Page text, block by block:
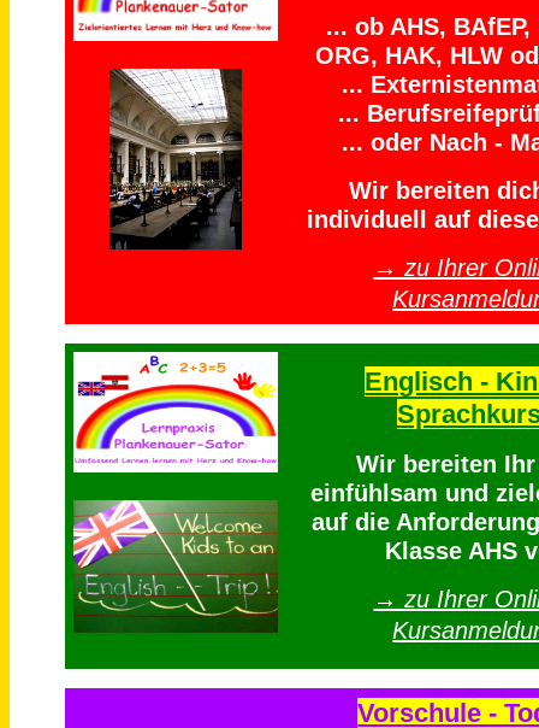
... ob AHS, BAfEP,
ORG, HAK, HLW
...
...
... oder Nach -
Wir bereiten
individuell auf
→ zu Ihrer
Englisch -
Wir bereiten
einfühlsam und
auf die
Klasse AHS
→ zu Ihrer
Vorschule -